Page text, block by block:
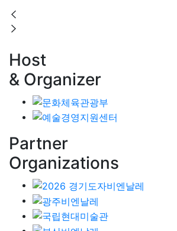
Host
& Organizer
Partner
Organizations